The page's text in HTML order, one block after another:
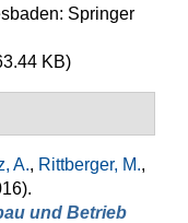
Springer
KB)
A., Rittberger, M.,
und Betrieb